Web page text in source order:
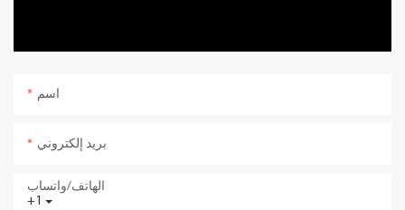
اسم
بريد إلكتروني
+1
الهاتف/واتساب